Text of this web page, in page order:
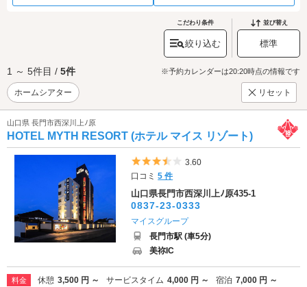
こだわり条件
絞り込む
並び替え
標準
1 ～ 5件目 / 5件 ※予約カレンダーは20:20時点の情報です
ホームシアター リセット
山口県 長門市西深川上ﾉ原
HOTEL MYTH RESORT (ホテル マイス リゾート)
5つ星のうち3.5
3.60
口コミ5 件
山口県長門市西深川上ﾉ原435-1
0837-23-0333
マイスグループ
長門市駅 (車5分)
美祢IC
料金 休憩 3,500 円 ～ サービスタイム 4,000 円 ～ 宿泊 7,000 円 ～